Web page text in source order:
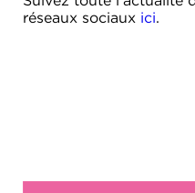
réseaux sociaux ici.